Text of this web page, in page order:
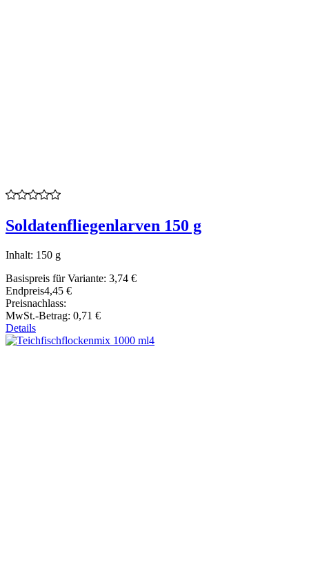
Soldatenfliegenlarven 150 g
Inhalt: 150 g
Basispreis für Variante: 3,74 €
Endpreis4,45 €
Preisnachlass:
MwSt.-Betrag: 0,71 €
Details